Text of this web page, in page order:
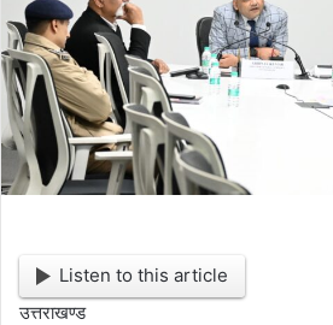
a
i
l
Listen to this article
उत्तराखण्ड